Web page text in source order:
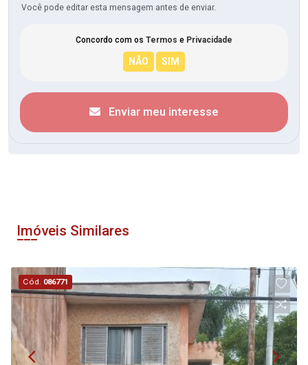
Você pode editar esta mensagem antes de enviar.
Concordo com os Termos e Privacidade
Enviar meu interesse
Imóveis Similares
Cód. 086771